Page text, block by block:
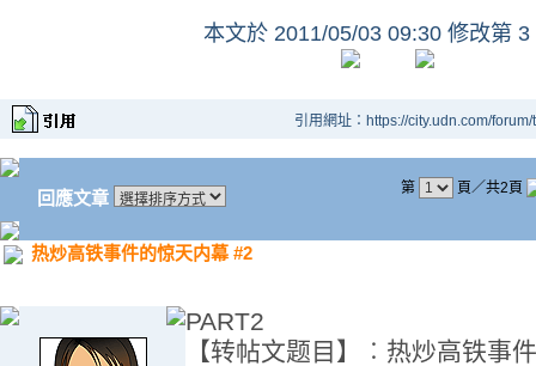
本文於 2011/05/03 09:30 修改第 3
引用網址：https://city.udn.com/
回應文章 第 頁／共2頁
热炒高铁事件的惊天内幕 #2
PART2
【转帖文题目】︰热炒高铁